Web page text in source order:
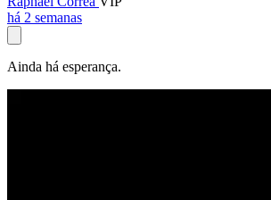
há 2 semanas
Ainda há esperança.